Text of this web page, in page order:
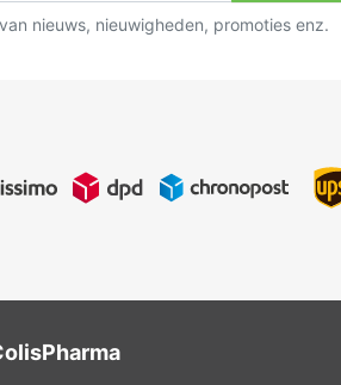
nieuws, nieuwigheden, promoties enz.